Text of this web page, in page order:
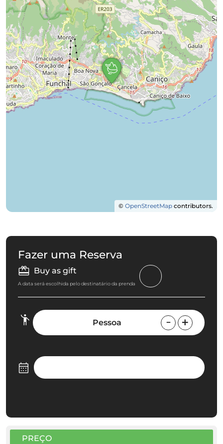
© OpenStreetMap contributors.
Fazer uma Reserva
Buy as gift
A data será escolhida pelo destinatário da prenda
Pessoa
PREÇO